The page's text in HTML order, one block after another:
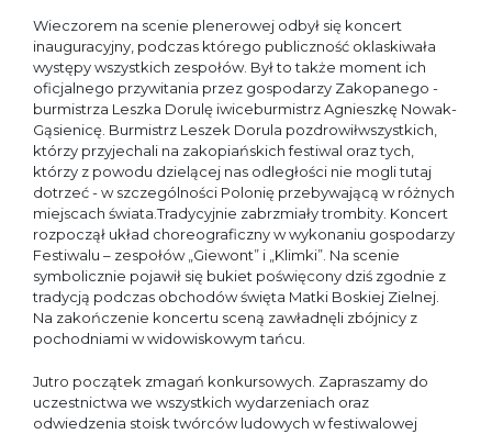
Wieczorem na scenie plenerowej odbył się koncert
inauguracyjny, podczas którego publiczność oklaskiwała
występy wszystkich zespołów. Był to także moment ich
oficjalnego przywitania przez gospodarzy Zakopanego -
burmistrza Leszka Dorulę iwiceburmistrz Agnieszkę Nowak-
Gąsienicę. Burmistrz Leszek Dorula pozdrowiłwszystkich,
którzy przyjechali na zakopiańskich festiwal oraz tych,
którzy z powodu dzielącej nas odległości nie mogli tutaj
dotrzeć - w szczególności Polonię przebywającą w różnych
miejscach świata.Tradycyjnie zabrzmiały trombity. Koncert
rozpoczął układ choreograficzny w wykonaniu gospodarzy
Festiwalu – zespołów „Giewont” i „Klimki”. Na scenie
symbolicznie pojawił się bukiet poświęcony dziś zgodnie z
tradycją podczas obchodów święta Matki Boskiej Zielnej.
Na zakończenie koncertu sceną zawładnęli zbójnicy z
pochodniami w widowiskowym tańcu.
Jutro początek zmagań konkursowych. Zapraszamy do
uczestnictwa we wszystkich wydarzeniach oraz
odwiedzenia stoisk twórców ludowych w festiwalowej